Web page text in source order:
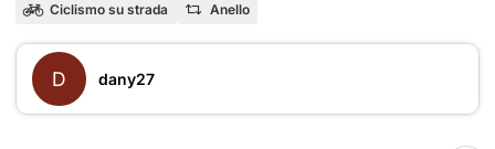
Ciclismo su strada Anello
D dany27